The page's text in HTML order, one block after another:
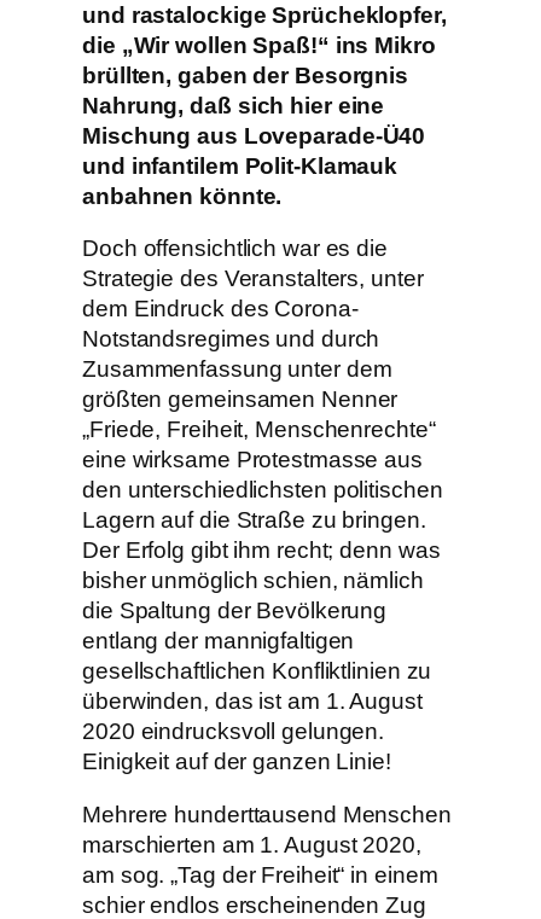
und rastalockige Sprücheklopfer,
die „Wir wollen Spaß!“ ins Mikro
brüllten, gaben der Besorgnis
Nahrung, daß sich hier eine
Mischung aus Loveparade-Ü40
und infantilem Polit-Klamauk
anbahnen könnte.
Doch offensichtlich war es die
Strategie des Veranstalters, unter
dem Eindruck des Corona-
Notstandsregimes und durch
Zusammenfassung unter dem
größten gemeinsamen Nenner
„Friede, Freiheit, Menschenrechte“
eine wirksame Protestmasse aus
den unterschiedlichsten politischen
Lagern auf die Straße zu bringen.
Der Erfolg gibt ihm recht; denn was
bisher unmöglich schien, nämlich
die Spaltung der Bevölkerung
entlang der mannigfaltigen
gesellschaftlichen Konfliktlinien zu
überwinden, das ist am 1. August
2020 eindrucksvoll gelungen.
Einigkeit auf der ganzen Linie!
Mehrere hunderttausend Menschen
marschierten am 1. August 2020,
am sog. „Tag der Freiheit“ in einem
schier endlos erscheinenden Zug